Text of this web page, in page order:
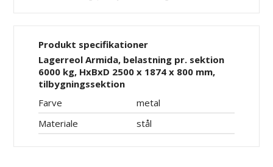
Produkt specifikationer
Lagerreol Armida, belastning pr. sektion
6000 kg, HxBxD 2500 x 1874 x 800 mm,
tilbygningssektion
Farve
metal
Materiale
stål